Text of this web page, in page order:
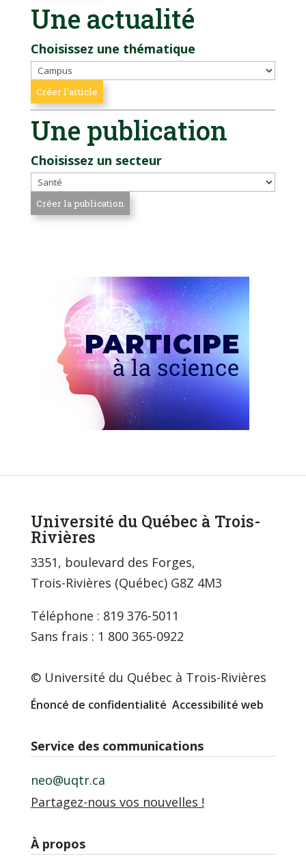
Une actualité
Choisissez une thématique
Une publication
Choisissez un secteur
Université du Québec à Trois-
Rivières
3351, boulevard des Forges,
Trois-Rivières (Québec) G8Z 4M3
Téléphone : 819 376-5011
Sans frais : 1 800 365-0922
© Université du Québec à Trois-Rivières
Énoncé de confidentialité Accessibilité web
Service des communications
neo@uqtr.ca
Partagez-nous vos nouvelles !
À propos